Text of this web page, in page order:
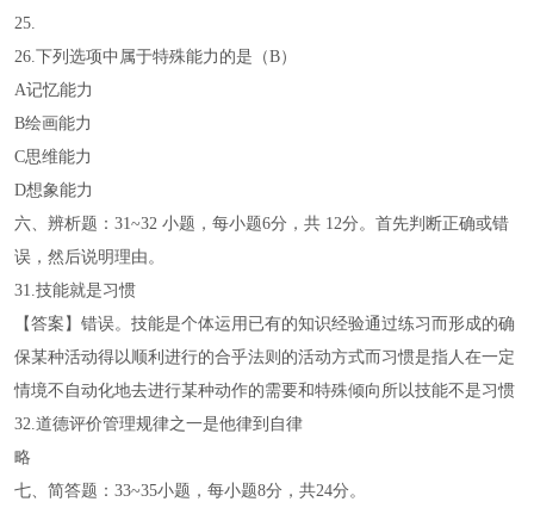
25.
26.下列选项中属于特殊能力的是（B）
A记忆能力
B绘画能力
C思维能力
D想象能力
六、辨析题：31~32 小题，每小题6分，共 12分。首先判断正确或错
误，然后说明理由。
31.技能就是习惯
【答案】错误。技能是个体运用已有的知识经验通过练习而形成的确
保某种活动得以顺利进行的合乎法则的活动方式而习惯是指人在一定
情境不自动化地去进行某种动作的需要和特殊倾向所以技能不是习惯
32.道德评价管理规律之一是他律到自律
略
七、简答题：33~35小题，每小题8分，共24分。